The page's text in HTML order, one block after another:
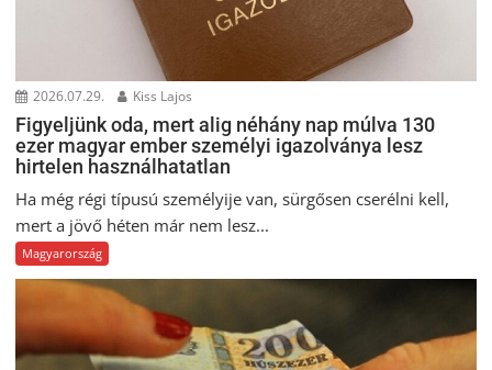
2026.07.29. Kiss Lajos
Figyeljünk oda, mert alig néhány nap múlva 130
ezer magyar ember személyi igazolványa lesz
hirtelen használhatatlan
Ha még régi típusú személyije van, sürgősen cserélni kell,
mert a jövő héten már nem lesz...
Magyarország